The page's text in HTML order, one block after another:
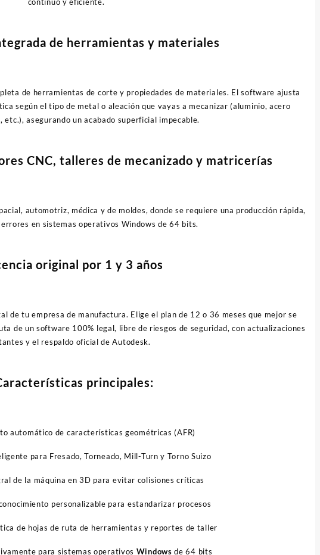
de herramientas y materiales
de herramientas de corte y propiedades de materiales. El software ajusta
según el tipo de metal o aleación que vayas a mecanizar (aluminio, acero
etc.), asegurando un acabado superficial impecable.
CNC, talleres de mecanizado y matricerías
automotriz, médica y de moldes, donde se requiere una producción rápida,
en sistemas operativos Windows de 64 bits.
original por 1 y 3 años
de tu empresa de manufactura. Elige el plan de 12 o 36 meses que mejor se
de un software 100% legal, libre de riesgos de seguridad, con actualizaciones
y el respaldo oficial de Autodesk.
principales:
automático de características geométricas (AFR)
para Fresado, Torneado, Mill-Turn y Torno Suizo
de la máquina en 3D para evitar colisiones críticas
personalizable para estandarizar procesos
de hojas de ruta de herramientas y reportes de taller
para sistemas operativos Windows de 64 bits